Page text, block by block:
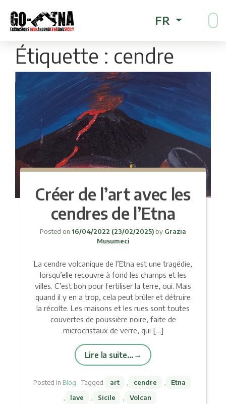
FR
Étiquette : cendre
Créer de l’art avec les
cendres de l’Etna
Posted on 16/04/2022 (23/02/2025) by Grazia
Musumeci
La cendre volcanique de l’Etna est une tragédie,
lorsqu’elle recouvre à fond les champs et les
villes. C’est bon pour fertiliser la terre, oui. Mais
quand il y en a trop, cela peut brûler et détruire
la récolte. Les maisons et les rues sont toutes
couvertes de poussière noire, faite de
microcristaux de verre, qui […]
Lire la suite…
Posted in Blog Tagged art cendre
Etna
lave Sicile Volcan